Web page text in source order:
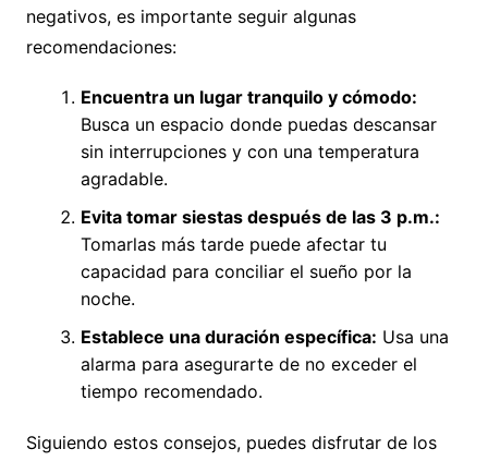
negativos, es importante seguir algunas
recomendaciones:
Encuentra un lugar tranquilo y cómodo:
Busca un espacio donde puedas descansar
sin interrupciones y con una temperatura
agradable.
Evita tomar siestas después de las 3 p.m.:
Tomarlas más tarde puede afectar tu
capacidad para conciliar el sueño por la
noche.
Establece una duración específica: Usa una
alarma para asegurarte de no exceder el
tiempo recomendado.
Siguiendo estos consejos, puedes disfrutar de los